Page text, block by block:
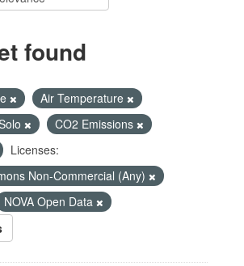
found
Air Temperature
CO2 Emissions
Licenses:
Non-Commercial (Any)
NOVA Open Data